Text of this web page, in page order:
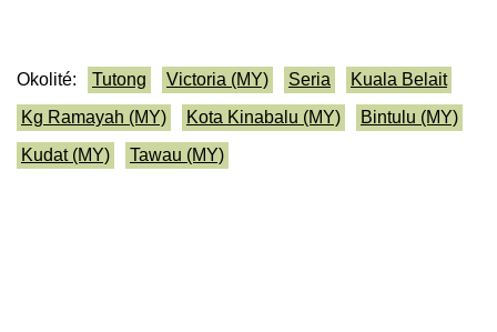
Okolité: Tutong Victoria (MY) Seria
Kuala Belait
Kg Ramayah (MY)
Kota Kinabalu (MY)
Bintulu (MY)
Kudat (MY)
Tawau (MY)